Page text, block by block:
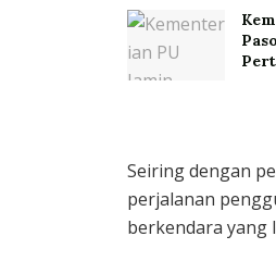
Seiring dengan
perjalanan
berkendara yang